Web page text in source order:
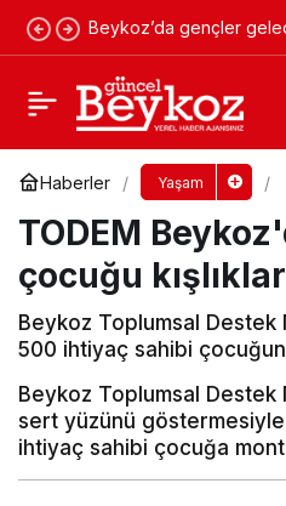
Beykoz’da gençler
Haberler Yaşam
TODEM
çocuğu
Beykoz Toplumsal Destek
500 ihtiyaç sahibi çocuğun
Beykoz Toplumsal Destek
sert yüzünü
ihtiyaç sahibi çocuğa
Beykoz'da
karıştırdı
Yorum Yap Paylaş